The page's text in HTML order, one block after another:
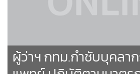
ผู้ว่าฯ กทม.กำชับบุคลา